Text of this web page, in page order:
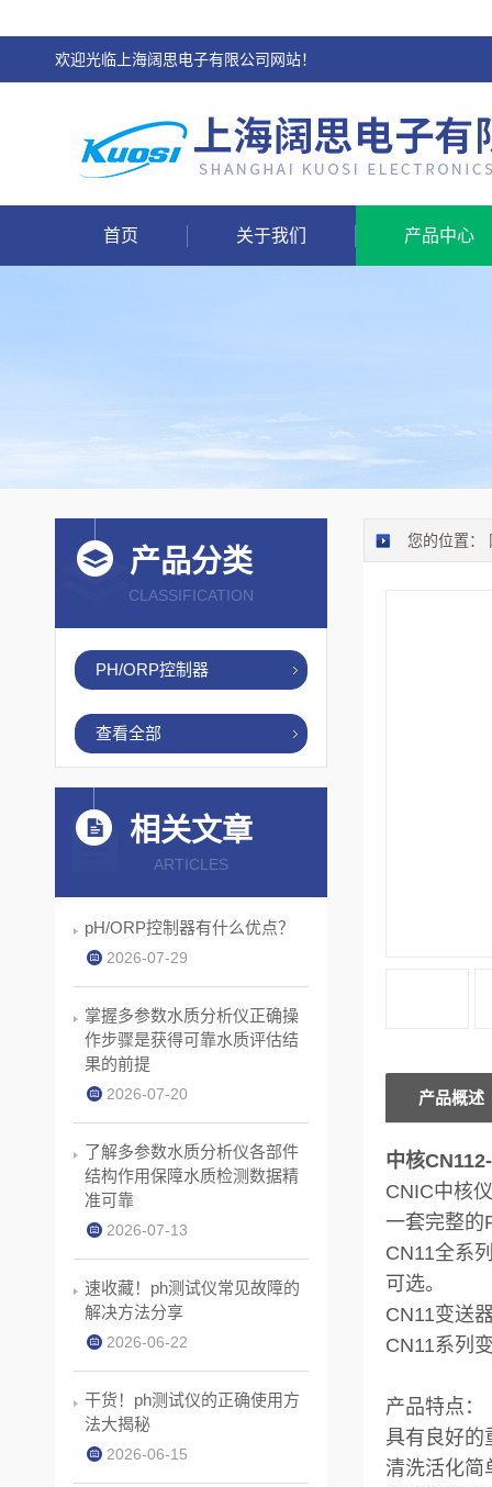
欢迎光临上海阔思电子有限公司网站！
首页 关于我们 产品中心
您的位置：
产品概述
中核
CNIC中核
一套完整的
CN11全系
可选。
CN11变送
CN11系列
产品特点：
具有良好的
清洗活化简
产品分类
CLASSIFICATION
PH/ORP控制器
查看全部
相关文章
ARTICLES
pH/ORP控制器有什么优点？
2026-07-29
掌握多参数水质分析仪正确操
作步骤是获得可靠水质评估结
果的前提
2026-07-20
了解多参数水质分析仪各部件
结构作用保障水质检测数据精
准可靠
2026-07-13
速收藏！ph测试仪常见故障的
解决方法分享
2026-06-22
干货！ph测试仪的正确使用方
法大揭秘
2026-06-15